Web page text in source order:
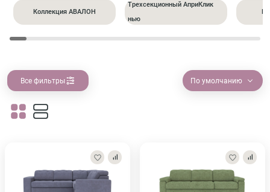
Коллекция АВАЛОН
Трехсекционный АприКлик
нью
Все фильтры По умолчанию